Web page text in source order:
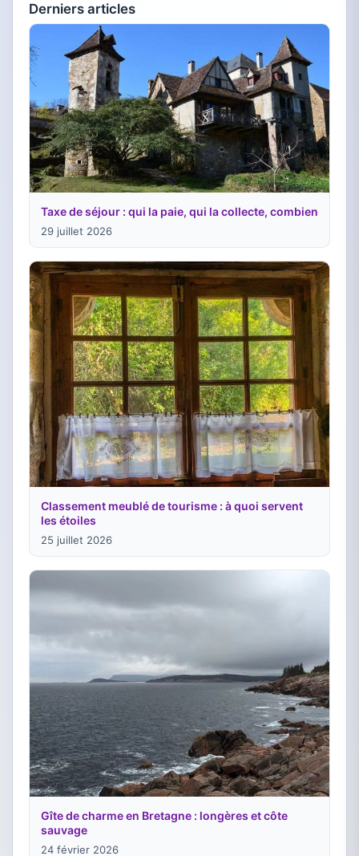
Derniers articles
Taxe de séjour : qui la paie, qui la collecte, combien
29 juillet 2026
Classement meublé de tourisme : à quoi servent
les étoiles
25 juillet 2026
Gîte de charme en Bretagne : longères et côte
sauvage
24 février 2026